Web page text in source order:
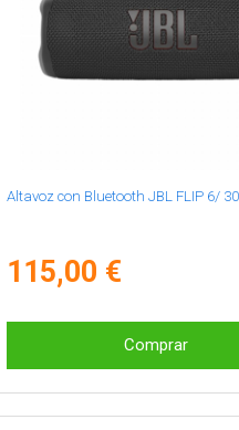
Altavoz con Bluetooth JBL FLIP 6/
115,00 €
Comprar